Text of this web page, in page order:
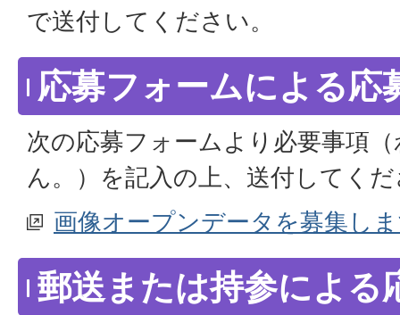
で送付してください。
応募フォームによる応
次の応募フォームより必要事項
ん。）を記入の上、送付してく
画像オープンデータを募集し
郵送または持参による